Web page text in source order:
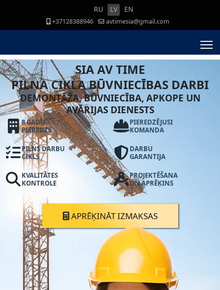
RU LV EN
+37128388946 avtimesia@gmail.com
SIA AV TIME
PILNA CIKLA BŪVNIECĪBAS DARBI
DEMONTĀŽA, BŪVNIECĪBA, APKOPE UN
AVĀRIJAS DIENESTS
8 GADU
PIEREDZE
PIEREDZĒJUSI
KOMANDA
PILNS DARBU
CIKLS
DARBU
GARANTIJA
KVALITĀTES
KONTROLE
PROJEKTĒŠANA
UN APRĒĶINS
APRĒĶINĀT IZMAKSAS